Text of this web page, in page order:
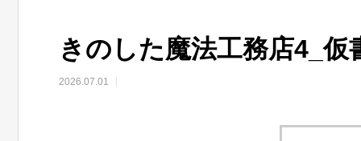
きのした魔法工務店4_仮
2026.07.01